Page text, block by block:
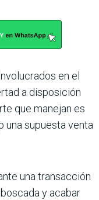
en el
a disposición
que manejan es
una supuesta venta
una transacción
y acabar